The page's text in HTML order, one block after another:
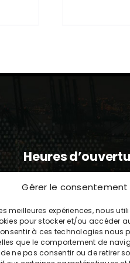
Gérer le consentement
meilleures expériences, nous
pour stocker et/ou accéder
à ces technologies nous
que le comportement de
ne pas consentir ou de retirer
Heures
Lundi : 8h-17h
Mardi : 8h-17h
Mercredi : 8h-17h
Jeudi : 8h-17h
Vendredi : 8h-17h